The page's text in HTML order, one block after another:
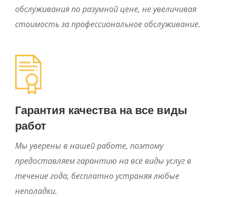
обслуживания по разумной цене, не увеличивая
стоимость за профессиональное обслуживание.
Гарантия качества на все виды
работ
Мы уверены в нашей работе, поэтому
предоставляем гарантию на все виды услуг в
течение года, бесплатно устраняя любые
неполадки.